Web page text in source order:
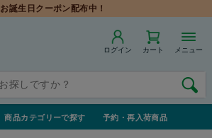
お誕生日クーポン配布中！
ログイン カート メニュー
商品カテゴリーで探す 予約・再入荷商品